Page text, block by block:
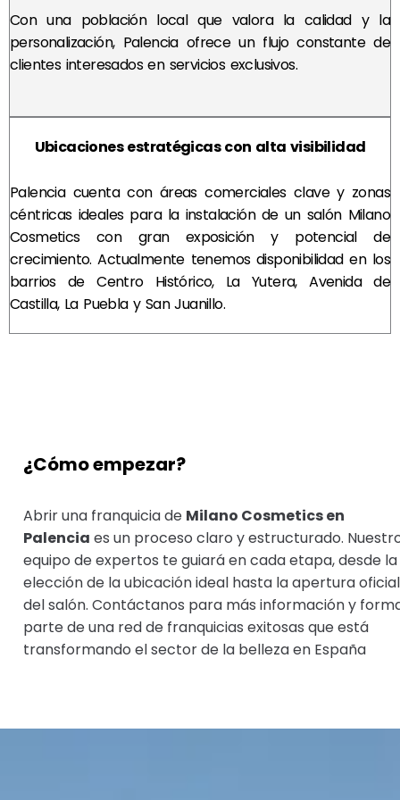
Con una población local que valora la calidad y la
personalización, Palencia ofrece un flujo constante de
clientes interesados en servicios exclusivos.
Ubicaciones estratégicas con alta visibilidad
Palencia cuenta con áreas comerciales clave y zonas
céntricas ideales para la instalación de un salón Milano
Cosmetics con gran exposición y potencial de
crecimiento.Actualmente tenemos disponibilidad en los
barrios de Centro Histórico, La Yutera, Avenida de
Castilla, La Puebla y San Juanillo.
¿Cómo empezar?
Abrir una franquicia de Milano Cosmetics en
Palencia es un proceso claro y estructurado.
equipo de expertos te guiará en cada etapa, desde la
elección de la ubicación ideal hasta la apertura oficial
del salón. Contáctanos para más información y
parte de una red de franquicias exitosas que está
transformando el sector de la belleza en España